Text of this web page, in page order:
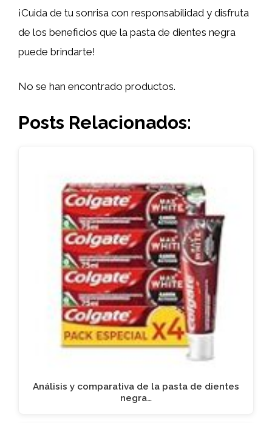
¡Cuida de tu sonrisa con responsabilidad y disfruta
de los beneficios que la pasta de dientes negra
puede brindarte!
No se han encontrado productos.
Posts Relacionados:
Análisis y comparativa de la pasta de dientes
negra…